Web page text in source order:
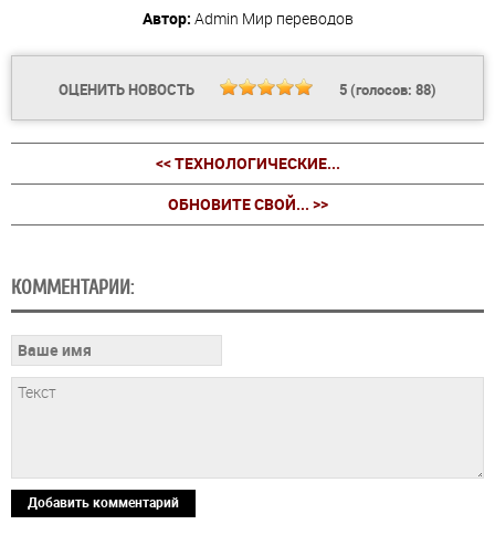
Автор: Admin Мир переводов
ОЦЕНИТЬ НОВОСТЬ 5(голосов: 88)
<< ТЕХНОЛОГИЧЕСКИЕ...
ОБНОВИТЕ СВОЙ... >>
КОММЕНТАРИИ:
Добавить комментарий